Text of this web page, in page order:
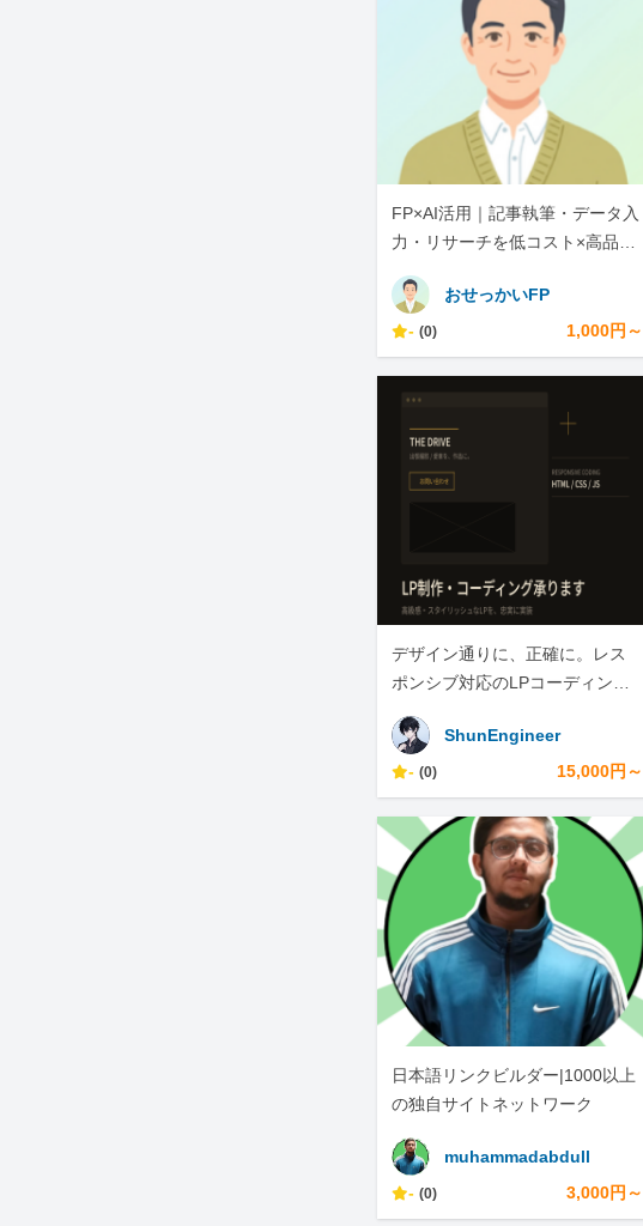
FP×AI活用｜記事執筆・データ入
力・リサーチを低コスト×高品質
おせっかいFP
- (0) 1,000円～
デザイン通りに、正確に。レス
ポンシブ対応のLPコーディング
ShunEngineer
- (0) 15,000円～
日本語リンクビルダー|1000以上
の独自サイトネットワーク
muhammadabdull
- (0) 3,000円～